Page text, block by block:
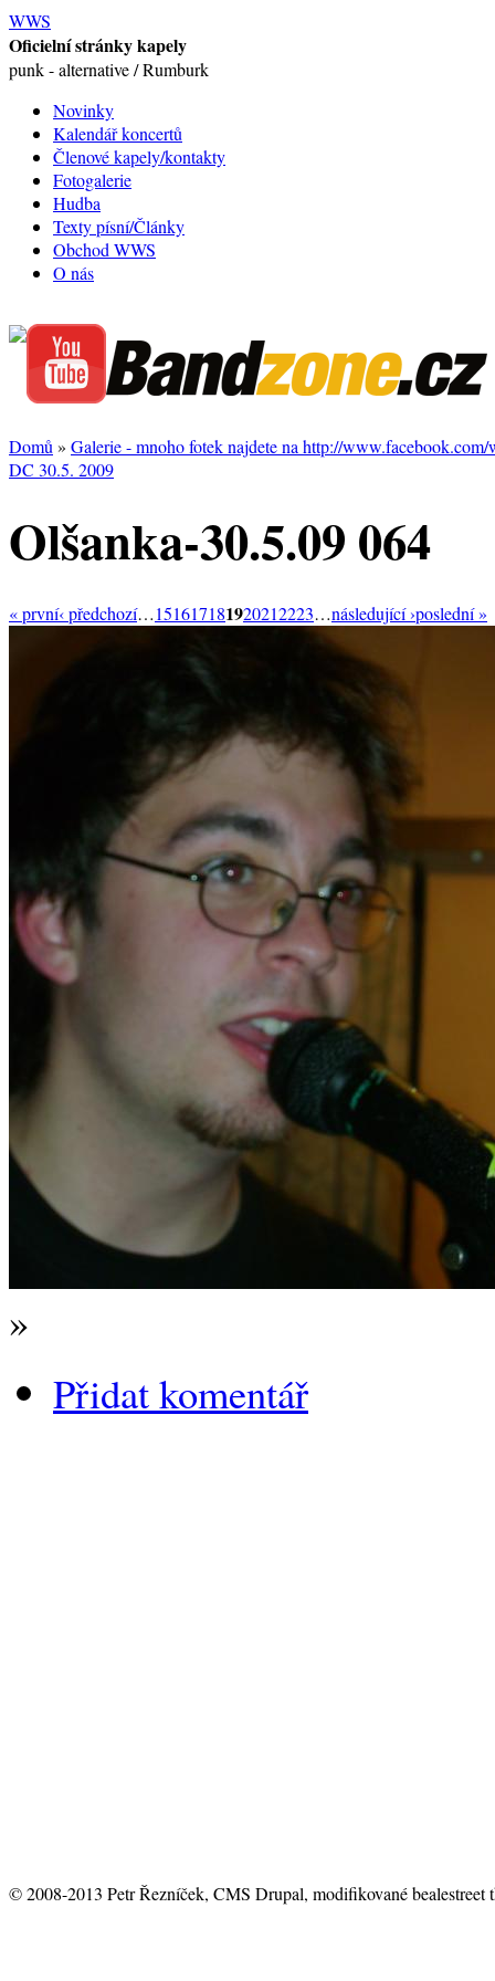
WWS
Oficielní stránky kapely
punk - alternative / Rumburk
Novinky
Kalendář koncertů
Členové kapely/kontakty
Fotogalerie
Hudba
Texty písní/Články
Obchod WWS
O nás
Domů » Galerie - mnoho fotek najdete na http://www.facebook.com/
DC 30.5. 2009
Olšanka-30.5.09 064
« první‹ předchozí…151617181920212223…následující ›poslední »
»
Přidat komentář
© 2008-2013 Petr Řezníček, CMS Drupal, modifikované bealestreet